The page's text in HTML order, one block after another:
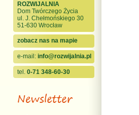
ROZWIJALNIA
Dom Twórczego Życia
ul. J. Chełmońskiego 30
51-630 Wrocław
zobacz nas na mapie
e-mail: info@rozwijalnia.pl
tel. 0-71 348-60-30